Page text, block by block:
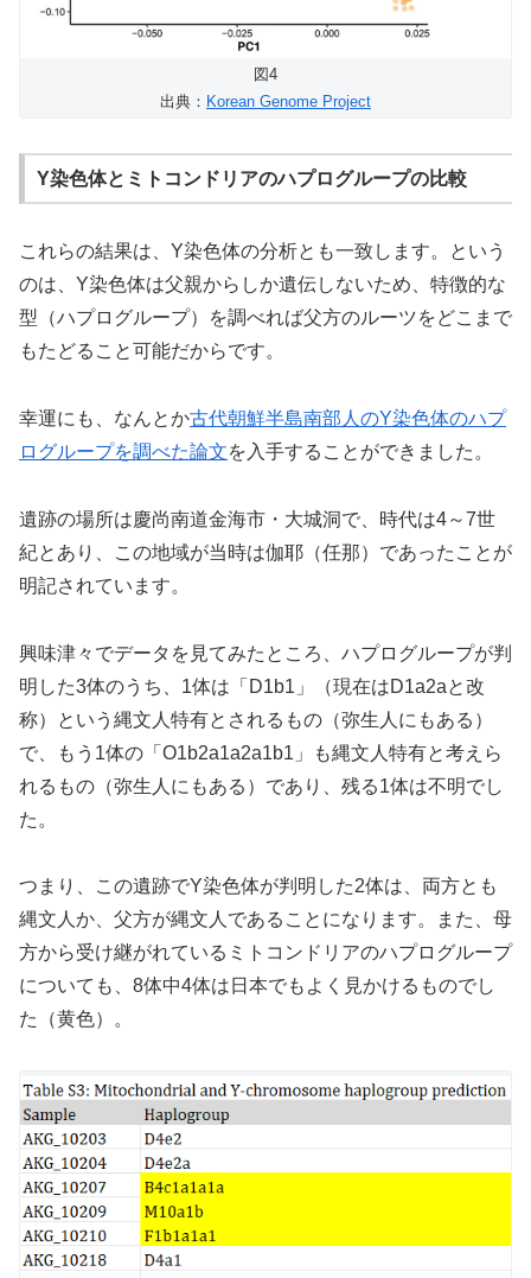
図4
出典： Korean Genome Project
Y染色体とミトコンドリアのハプログループの比較
これらの結果は、Y染色体の分析とも一致します。という
のは、Y染色体は父親からしか遺伝しないため、特徴的な
型（ハプログループ）を調べれば父方のルーツをどこまで
もたどること可能だからです。
幸運にも、なんとか古代朝鮮半島南部人のY染色体のハプ
ログループを調べた論文を入手することができました。
遺跡の場所は慶尚南道金海市・大城洞で、時代は4～7世
紀とあり、この地域が当時は伽耶（任那）であったことが
明記されています。
興味津々でデータを見てみたところ、ハプログループが判
明した3体のうち、1体は「D1b1」（現在はD1a2aと改
称）という縄文人特有とされるもの（弥生人にもある）
で、もう1体の「O1b2a1a2a1b1」も縄文人特有と考えら
れるもの（弥生人にもある）であり、残る1体は不明でし
た。
つまり、この遺跡でY染色体が判明した2体は、両方とも
縄文人か、父方が縄文人であることになります。また、母
方から受け継がれているミトコンドリアのハプログループ
についても、8体中4体は日本でもよく見かけるものでし
た（黄色）。